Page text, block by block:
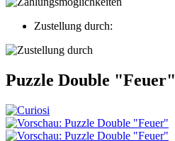
Zustellung durch:
Puzzle Double "Feuer"